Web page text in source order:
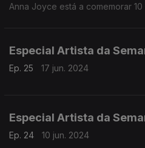
Anna Joyce está a comemorar
Especial Artista da
Ep. 25 17 jun. 2024
Especial Artista da
Ep. 24 10 jun. 2024